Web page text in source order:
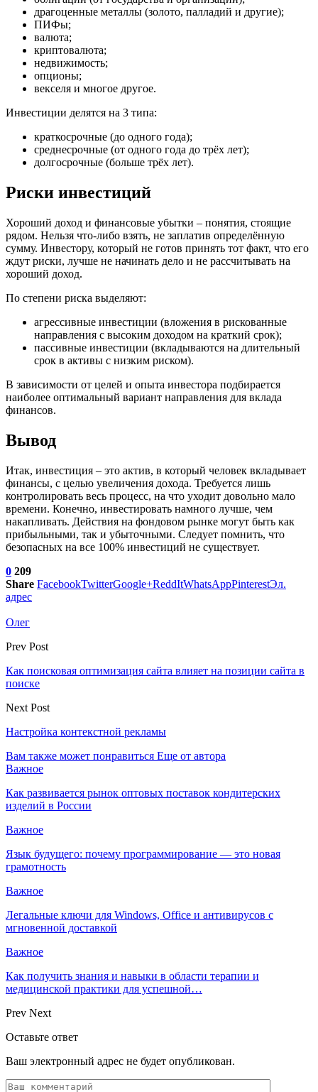
драгоценные металлы (золото, палладий и другие);
ПИФы;
валюта;
криптовалюта;
недвижимость;
опционы;
векселя и многое другое.
Инвестиции делятся на 3 типа:
краткосрочные (до одного года);
среднесрочные (от одного года до трёх лет);
долгосрочные (больше трёх лет).
Риски инвестиций
Хороший доход и финансовые убытки – понятия, стоящие
рядом. Нельзя что-либо взять, не заплатив определённую
сумму. Инвестору, который не готов принять тот факт, что его
ждут риски, лучше не начинать дело и не рассчитывать на
хороший доход.
По степени риска выделяют:
агрессивные инвестиции (вложения в рискованные
направления с высоким доходом на краткий срок);
пассивные инвестиции (вкладываются на длительный
срок в активы с низким риском).
В зависимости от целей и опыта инвестора подбирается
наиболее оптимальный вариант направления для вклада
финансов.
Вывод
Итак, инвестиция – это актив, в который человек вкладывает
финансы, с целью увеличения дохода. Требуется лишь
контролировать весь процесс, на что уходит довольно мало
времени. Конечно, инвестировать намного лучше, чем
накапливать. Действия на фондовом рынке могут быть как
прибыльными, так и убыточными. Следует помнить, что
безопасных на все 100% инвестиций не существует.
0 209
Share FacebookTwitterGoogle+ReddItWhatsAppPinterestЭл.
адрес
Олег
Prev Post
Как поисковая оптимизация сайта влияет на позиции сайта в
поиске
Next Post
Настройка контекстной рекламы
Вам также может понравиться Еще от автора
Важное
Как развивается рынок оптовых поставок кондитерских
изделий в России
Важное
Язык будущего: почему программирование — это новая
грамотность
Важное
Легальные ключи для Windows, Office и антивирусов с
мгновенной доставкой
Важное
Как получить знания и навыки в области терапии и
медицинской практики для успешной…
Prev Next
Оставьте ответ
Ваш электронный адрес не будет опубликован.